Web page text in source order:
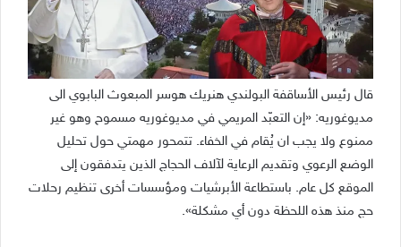
قال رئيس الأساقفة البولندي هنريك هوسر المبعوث البابوي الى
مديوغوريه: «إن التعبّد المريمي في مديوغوريه مسموح وهو غير
ممنوع ولا يجب ان يُقام في الخفاء. تتمحور مهمتي حول تحليل
الوضع الرعوي وتقديم الرعاية لآلاف الحجاج الذين يتدفقون إلى
الموقع كل عام. باستطاعة الأبرشيات ومؤسسات أخرى تنظيم رحلات
حج منذ هذه اللحظة دون أي مشكلة».